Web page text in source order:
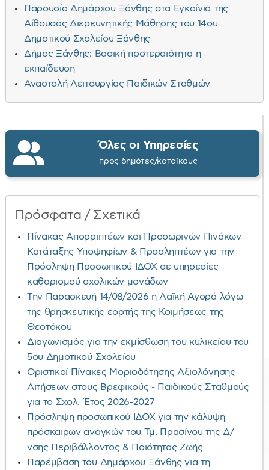
Παρουσία Δημάρχου Ξάνθης στα Εγκαίνια της
Αίθουσας Διερευνητικής Μάθησης του 14ου
Δημοτικού Σχολείου Ξάνθης
Δήμος Ξάνθης: Βασική προτεραιότητα η
εκπαίδευση
Αναστολή Λειτουργίας Παιδικών Σταθμών
Όλες οι Υπηρεσίες
προς δημότες/κατοίκους
Πρόσφατα / Σχετικά
Πίνακας Απορριπτέων και Προσωρινών Πινάκων
Κατάταξης Υποψηφίων & Προσληπτέων για την
Πρόσληψη Προσωπικού ΙΔΟΧ σε υπηρεσίες
καθαρισμού σχολικών μονάδων
Την Παρασκευή 14/08/2026 η Λαϊκή Αγορά λόγω
της θρησκευτικής εορτής της Κοιμήσεως της
Θεοτόκου
Διαγωνισμός για την εκμίσθωση του κυλικείου του
5ου Δημοτικού Σχολείου
Οριστικοί Πίνακες Μοριοδότησης Αξιολόγησης
Αιτήσεων στους Βρεφικούς - Παιδικούς Σταθμούς
για το Σχολ. Έτος 2026-2027
Πρόσληψη προσωπικού ΙΔΟΧ για την κάλυψη
πρόσκαιρων αναγκών του Τμ. Πρασίνου της Δ/
νσης Περιβάλλοντος & Ποιότητας Ζωής
Παρέμβαση του Δημάρχου Ξάνθης για τη